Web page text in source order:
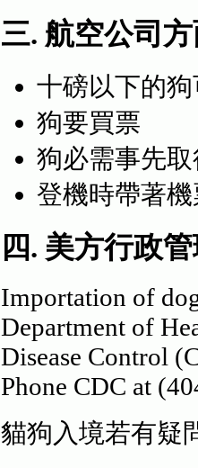
三. 航空公司
十磅以下的
狗要買票
狗必需事先
登機時帶著
四. 美方行政
Importation of
Department of
Disease Control
Phone CDC at
貓狗入境若有疑